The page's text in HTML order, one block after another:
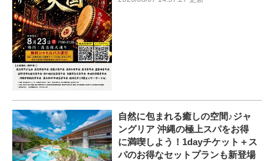
自然に包まれる癒しの空間♪ジャ
ングリア 沖縄の極上スパをお得
に満喫しよう！1dayチケット＋ス
パのお得なセットプランも新登場